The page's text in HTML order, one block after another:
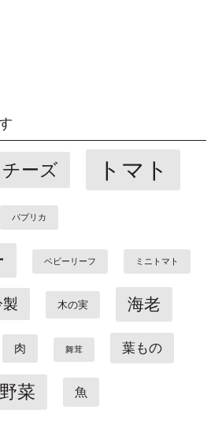
チーズ トマト
パプリカ
ベビーリーフ ミニトマト
製 木の実 海老
肉 舞茸 葉もの
野菜 魚